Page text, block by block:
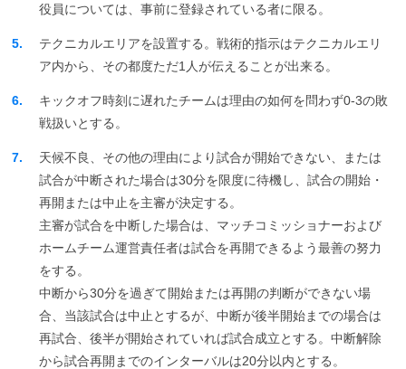
役員については、事前に登録されている者に限る。
5.
テクニカルエリアを設置する。戦術的指示はテクニカルエリ
ア内から、その都度ただ1人が伝えることが出来る。
6.
キックオフ時刻に遅れたチームは理由の如何を問わず0-3の敗
戦扱いとする。
7.
天候不良、その他の理由により試合が開始できない、または
試合が中断された場合は30分を限度に待機し、試合の開始・
再開または中止を主審が決定する。
主審が試合を中断した場合は、マッチコミッショナーおよび
ホームチーム運営責任者は試合を再開できるよう最善の努力
をする。
中断から30分を過ぎて開始または再開の判断ができない場
合、当該試合は中止とするが、中断が後半開始までの場合は
再試合、後半が開始されていれば試合成立とする。中断解除
から試合再開までのインターバルは20分以内とする。